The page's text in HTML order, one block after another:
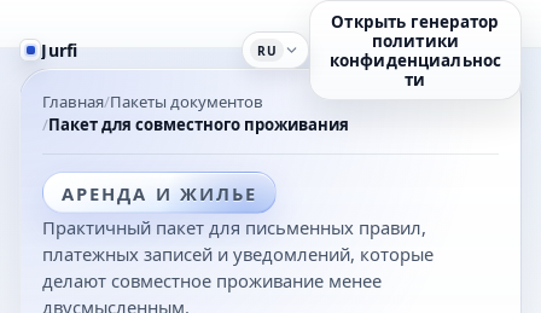
Jurfi RU
Открыть генератор
политики
конфиденциальнос
ти
Главная Пакеты документов
Пакет для совместного проживания
АРЕНДА И ЖИЛЬЕ
Практичный пакет для письменных правил,
платежных записей и уведомлений, которые
делают совместное проживание менее
двусмысленным.